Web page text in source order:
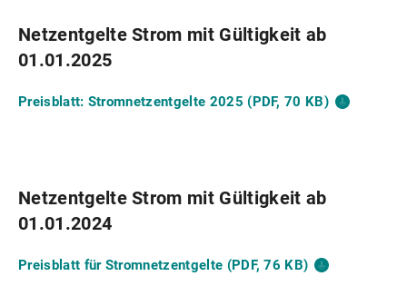
Netzentgelte Strom mit Gültigkeit ab
01.01.2025
Preisblatt: Stromnetzentgelte 2025 (PDF, 70 KB)
Netzentgelte Strom mit Gültigkeit ab
01.01.2024
Preisblatt für Stromnetzentgelte (PDF, 76 KB)